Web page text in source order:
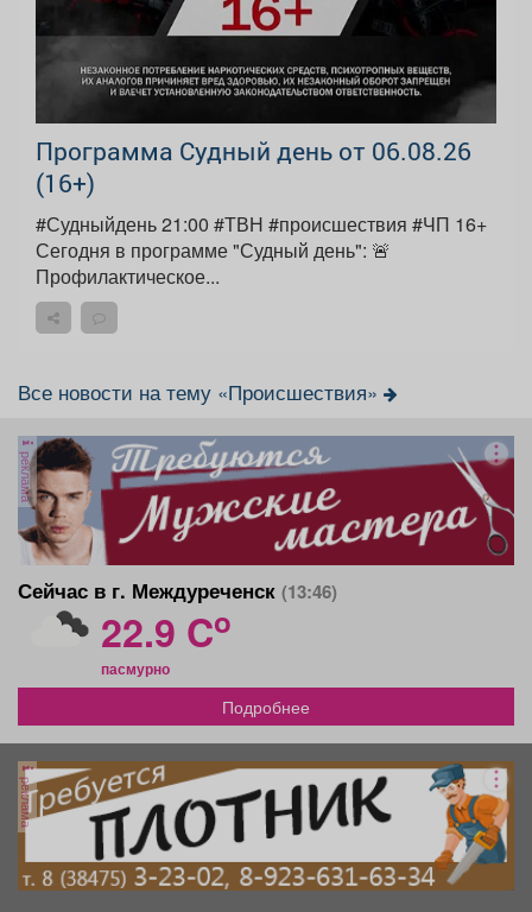
Программа Судный день от 06.08.26
(16+)
#Судныйдень 21:00 #ТВН #происшествия #ЧП 16+
Сегодня в программе "Судный день": 🚨
Профилактическое...
Все новости на тему «Происшествия»
реклама
Сейчас в г. Междуреченск (13:46)
22.9 Co
пасмурно
Подробнее
реклама